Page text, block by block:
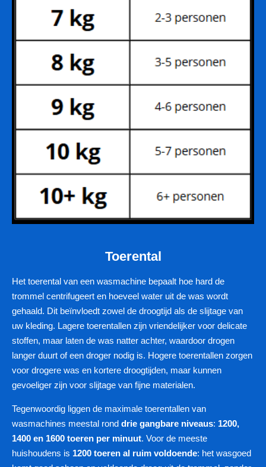
Toerental
Het toerental van een wasmachine bepaalt hoe hard de
trommel centrifugeert en hoeveel water uit de was wordt
gehaald. Dit beïnvloedt zowel de droogtijd als de slijtage van
uw kleding. Lagere toerentallen zijn vriendelijker voor delicate
stoffen, maar laten de was natter achter, waardoor drogen
langer duurt of een droger nodig is. Hogere toerentallen zorgen
voor drogere was en kortere droogtijden, maar kunnen
gevoeliger zijn voor slijtage van fijne materialen.
Tegenwoordig liggen de maximale toerentallen van
wasmachines meestal rond drie gangbare niveaus: 1200,
1400 en 1600 toeren per minuut. Voor de meeste
huishoudens is 1200 toeren al ruim voldoende: het wasgoed